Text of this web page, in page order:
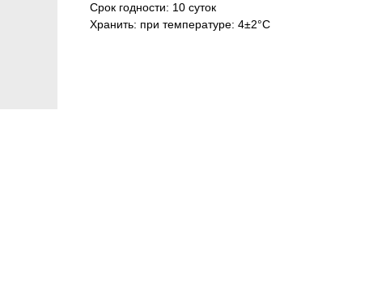
Срок годности: 10 суток
Хранить: при температуре: 4±2°С